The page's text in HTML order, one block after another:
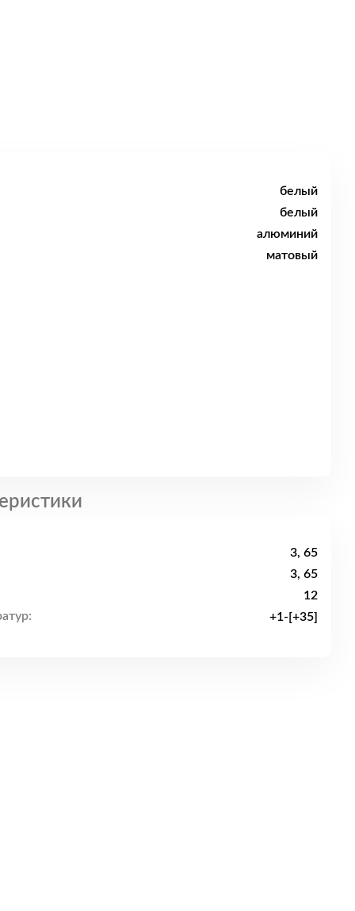
белый
белый
алюминий
матовый
3, 65
3, 65
12
+1-[+35]